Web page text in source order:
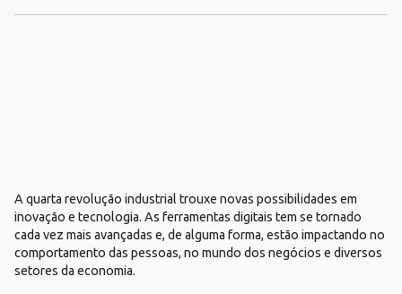
A quarta revolução industrial trouxe novas possibilidades em
inovação e tecnologia. As ferramentas digitais tem se tornado
cada vez mais avançadas e, de alguma forma, estão impactando no
comportamento das pessoas, no mundo dos negócios e diversos
setores da economia.